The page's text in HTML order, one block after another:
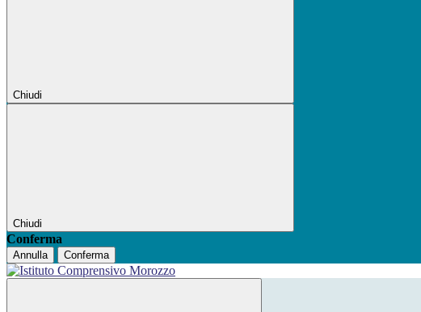
Chiudi
Chiudi
Conferma
Annulla Conferma